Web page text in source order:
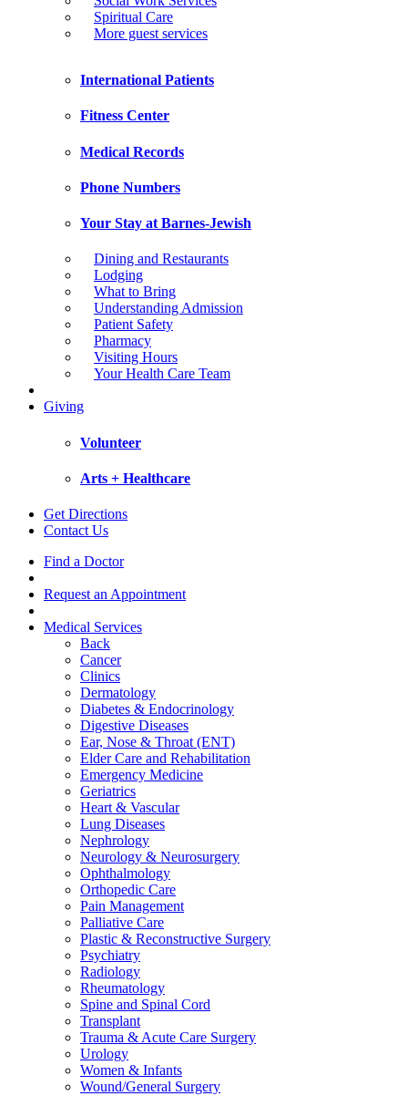
Spiritual Care
More guest services
International Patients
Fitness Center
Medical Records
Phone Numbers
Your Stay at Barnes-Jewish
Dining and Restaurants
Lodging
What to Bring
Understanding Admission
Patient Safety
Pharmacy
Visiting Hours
Your Health Care Team
Giving
Volunteer
Arts + Healthcare
Get Directions
Contact Us
Find a Doctor
Request an Appointment
Medical Services
Back
Cancer
Clinics
Dermatology
Diabetes & Endocrinology
Digestive Diseases
Ear, Nose & Throat (ENT)
Elder Care and Rehabilitation
Emergency Medicine
Geriatrics
Heart & Vascular
Lung Diseases
Nephrology
Neurology & Neurosurgery
Ophthalmology
Orthopedic Care
Pain Management
Palliative Care
Plastic & Reconstructive Surgery
Psychiatry
Radiology
Rheumatology
Spine and Spinal Cord
Transplant
Trauma & Acute Care Surgery
Urology
Women & Infants
Wound/General Surgery